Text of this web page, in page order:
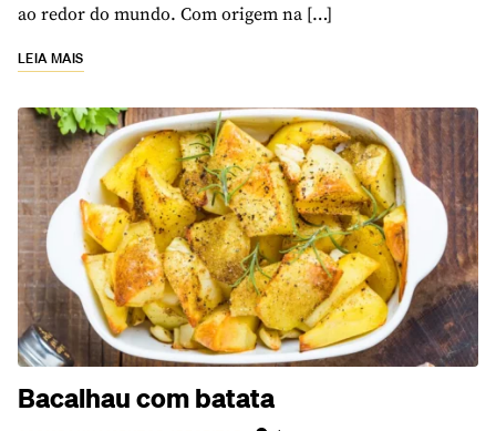
ao redor do mundo. Com origem na […]
LEIA MAIS
Bacalhau com batata